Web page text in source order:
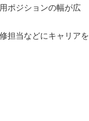
ポジションの幅が広
担当などにキャリアを